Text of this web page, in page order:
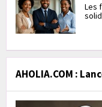
Les
AHOLIA.COM :